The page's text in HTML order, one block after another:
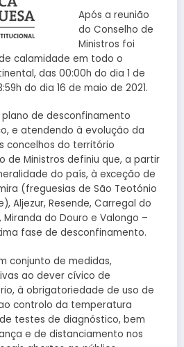
Após a reunião
do Conselho de
Ministros foi
calamidade em todo o
das 00:00h do dia 1 de
do dia 16 de maio de 2021.
de desconfinamento
e atendendo à evolução da
concelhos do território
de Ministros definiu que, a partir
do país, à exceção de
(freguesias de São Teotónio
Aljezur, Resende, Carregal do
Miranda do Douro e Valongo –
fase de desconfinamento.
conjunto de medidas,
ao dever cívico de
à obrigatoriedade de uso de
controlo da temperatura
testes de diagnóstico, bem
e de distanciamento nos